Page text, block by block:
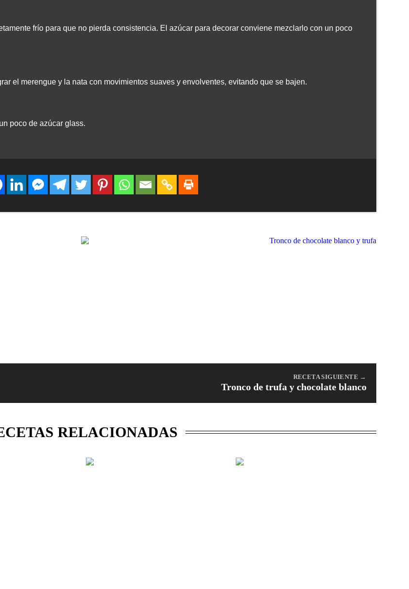
frío para que no pierda consistencia. El azúcar para decorar conviene mezclarlo con un poco
el merengue y la nata con movimientos suaves y envolventes, evitando que se bajen.
poco de azúcar glass.
RECETA SIGUIENTE →
Tronco de trufa y chocolate blanco
RELACIONADAS